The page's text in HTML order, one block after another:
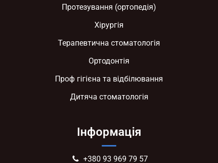
Протезування (ортопедія)
Хірургія
Терапевтична стоматологія
Ортодонтія
Проф гігієна та відбілювання
Дитяча стоматологія
Інформація
+380 93 969 79 57